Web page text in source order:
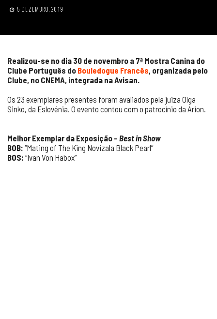
5 DEZEMBRO, 2019
Realizou-se no dia 30 de novembro a 7ª Mostra Canina do
Clube Português do Bouledogue Francês, organizada pelo
Clube, no CNEMA, integrada na Avisan.
Os 23 exemplares presentes foram avaliados pela juiza Olga
Sinko, da Eslovénia. O evento contou com o patrocínio da Arion.
Melhor Exemplar da Exposição – Best in Show
BOB: “Mating of The King Novizala Black Pearl”
BOS: “Ivan Von Habox”